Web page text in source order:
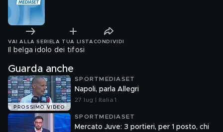
VAI ALLA SERIE LA TUA LISTA CONDIVIDI
Il belga idolo dei tifosi
Guarda anche
PROSSIMO VIDEO
SPORTMEDIASET
Napoli, parla Allegri
27 lug | Italia 1
SPORTMEDIASET
Mercato Juve: 3 portieri, per 1 posto, chi